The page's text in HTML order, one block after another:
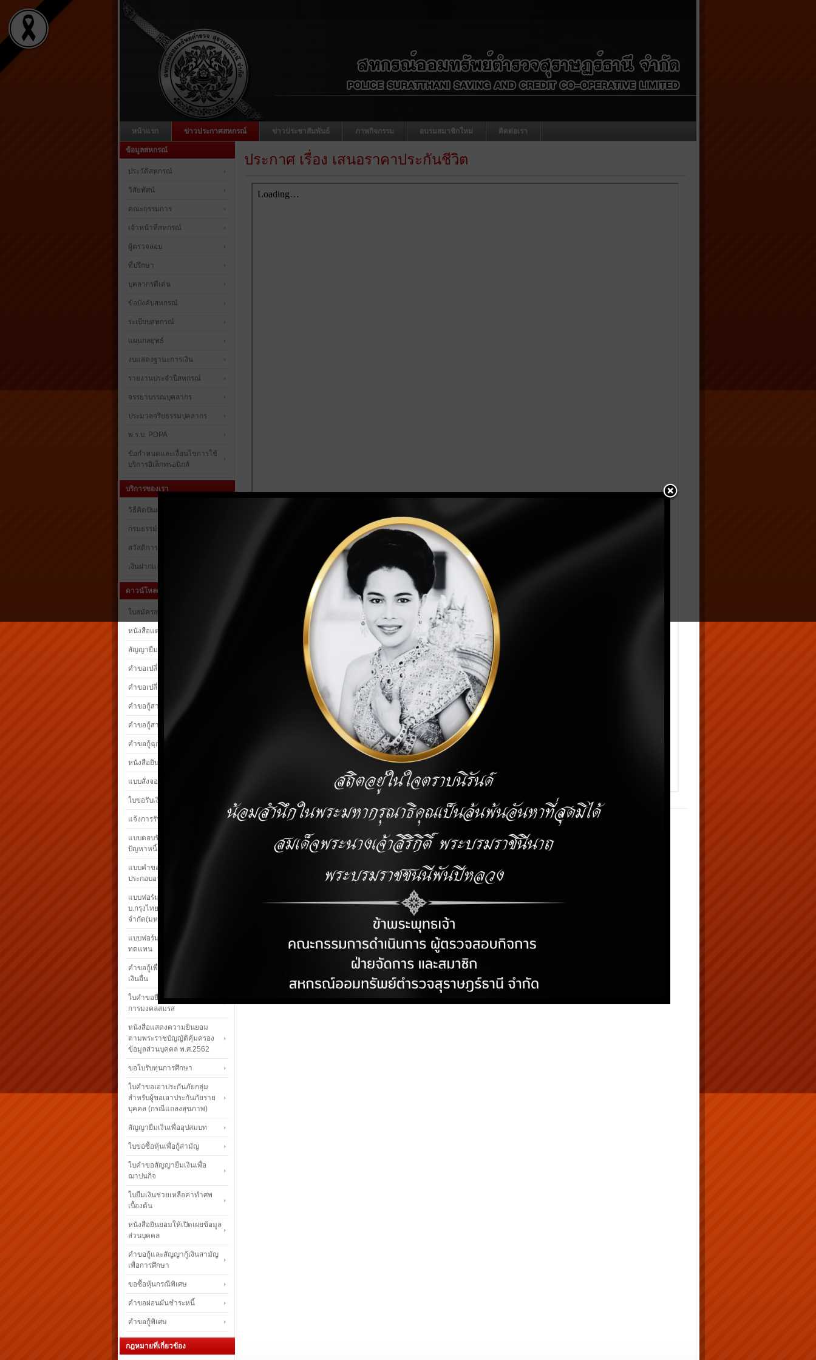
หน้าแรก ข่าวประกาศสหกรณ์ ข่าวประชาสัมพันธ์ ภาพกิจกรรม อบรมสมาชิกใหม่ ติดต่อเรา
ประกาศ เรื่อง เสนอราคาประกันชีวิต
ข้อมูลสหกรณ์
ประวัติสหกรณ์
วิสัยทัศน์
คณะกรรมการ
เจ้าหน้าที่สหกรณ์
ผู้ตรวจสอบ
ที่ปรึกษา
บุคลากรดีเด่น
ข้อบังคับสหกรณ์
ระเบียบสหกรณ์
แผนกลยุทธ์
งบแสดงฐานะการเงิน
รายงานประจำปีสหกรณ์
จรรยาบรรณบุคลากร
ประมวลจริยธรรมบุคลากร
พ.ร.บ. PDPA
ข้อกำหนดและเงื่อนไขการใช้
บริการอิเล็กทรอนิกส์
บริการของเรา
วิธีคิดปันผลและเงินเฉลี่ยคืน
กรมธรรม์ประกันชีวิต
สวัสดิการ
เงินฝากและเงินกู้
ดาวน์โหลดแบบฟอร์ม
ใบสมัครสมาชิก/สมาชิกสมทบ
หนังสือแต่งตั้งผู้รับผลประโยชน์
สัญญายืมเงินเพื่อการศึกษา
คำขอเปลี่ยนแปลงเงินค่าหุ้น
คำขอเปลี่ยนแปลงเงินฝาก
คำขอกู้สามัญทั่วไป
คำขอกู้สามัญอาวุธปืน
คำขอกู้ฉุกเฉิน
หนังสือยินยอมให้หักเงิน
แบบสั่งจองอาวุธปืน
ใบขอรับเงินทุนสวัสดิการ
แจ้งการรับ เงินปันผล – เฉลี่ยคืน
แบบตอบรับโครงการแก้ไข
ปัญหาหนี้
แบบคำขอกู้เงินสามัญเพื่อ
ประกอบอาชีพเสรืม
แบบฟอร์มใบคำขอเอาประกันภัย
บ.กรุงไทย-แอกซ่า ประกันชีวิต
จำกัด(มหาชน)
แบบฟอร์มเรียกร้องค่าสินไหม
ทดแทน
คำขอกู้เพื่อชำระหนี้สถาบันการ
เงินอื่น
ใบคำขอยืมเงินทดรองจ่ายเพื่อ
การมงคลสมรส
หนังสือแสดงความยินยอม
ตามพระราชบัญญัติคุ้มครอง
ข้อมูลส่วนบุคคล พ.ศ.2562
ขอใบรับทุนการศึกษา
ใบคำขอเอาประกันภัยกลุ่ม
สำหรับผู้ขอเอาประกันภัยราย
บุคคล (กรณีแถลงสุขภาพ)
สัญญายืมเงินเพื่ออุปสมบท
ใบขอซื้อหุ้นเพื่อกู้สามัญ
ใบคำขอสัญญายืมเงินเพื่อ
ฌาปนกิจ
ใบยืมเงินช่วยเหลือค่าทำศพ
เบื้องต้น
หนังสือยินยอมให้เปิดเผยข้อมูล
ส่วนบุคคล
คำขอกู้และสัญญากู้เงินสามัญ
เพื่อการศึกษา
ขอซื้อหุ้นกรณีพิเศษ
คำขอผ่อนผันชำระหนี้
คำขอกู้พิเศษ
กฎหมายที่เกี่ยวข้อง